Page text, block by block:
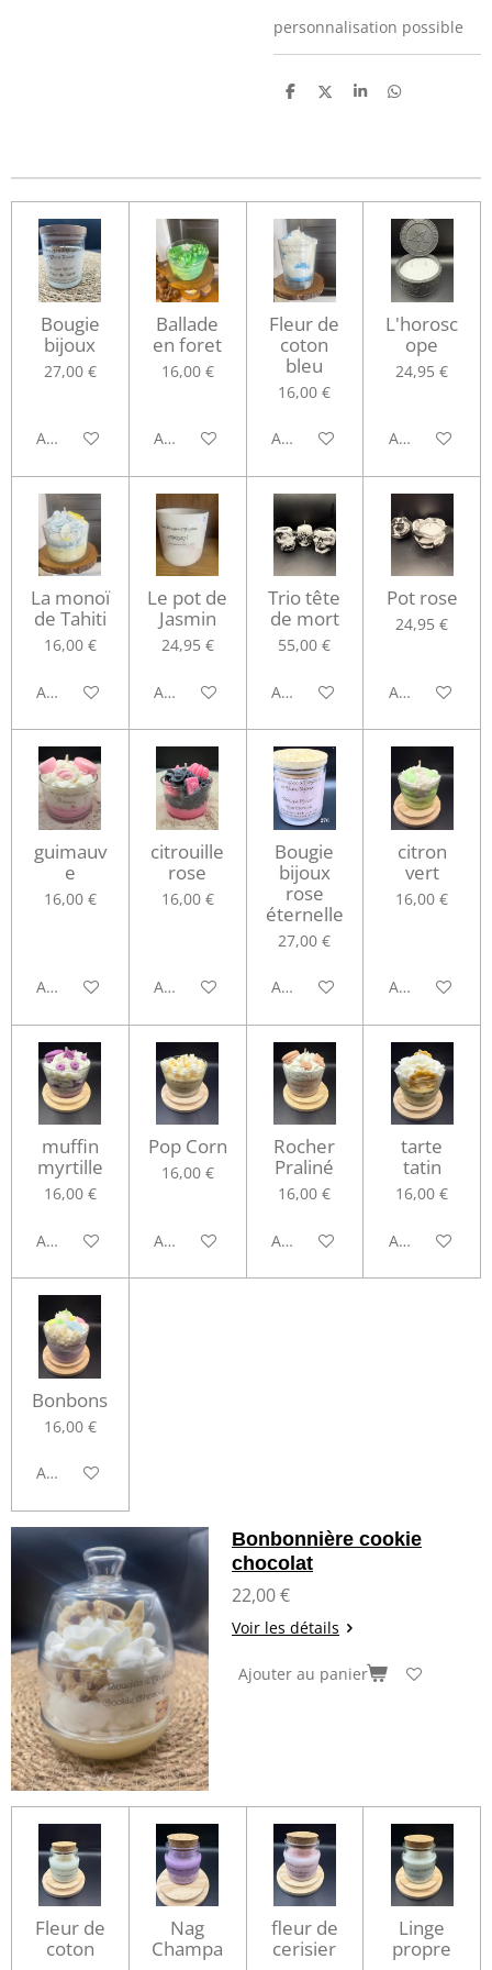
personnalisation possible
P
g
r
P
g
r
P
g
r
P
g
r
Bougie
bijoux
27,00 €
Ajouter au panier
Ballade
en foret
16,00 €
Ajouter au panier
Fleur de
coton
bleu
16,00 €
Ajouter au panier
L'horosc
ope
24,95 €
Ajouter au
La monoï
de Tahiti
16,00 €
Ajouter au panier
Le pot de
Jasmin
24,95 €
Ajouter au panier
Trio tête
de mort
55,00 €
Ajouter au panier
Pot rose
24,95 €
Ajouter au
guimauv
e
16,00 €
Ajouter au panier
citrouille
rose
16,00 €
Ajouter au panier
Bougie
bijoux
rose
éternelle
27,00 €
Ajouter au panier
citron
vert
16,00 €
Ajouter au
muffin
myrtille
16,00 €
Ajouter au panier
Pop Corn
16,00 €
Ajouter au panier
Rocher
Praliné
16,00 €
Ajouter au panier
tarte
tatin
16,00 €
Ajouter au
Bonbons
16,00 €
Ajouter au panier
Bonbonnière cookie
chocolat
22,00 €
Voir les détails
Ajouter au panier
Fleur de
coton
Nag
Champa
fleur de
cerisier
Linge
propre